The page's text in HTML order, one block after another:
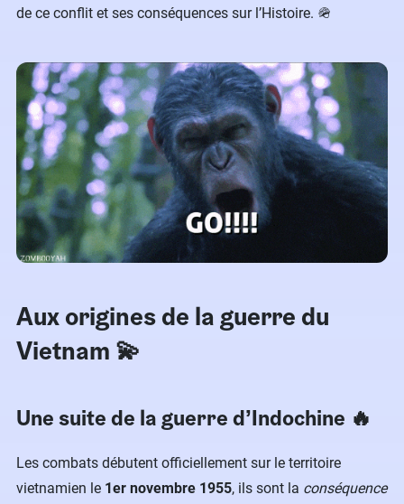
de ce conflit et ses conséquences sur l’Histoire. 🪖
Aux origines de la guerre du
Vietnam 💫
Une suite de la guerre d’Indochine 🔥
Les combats débutent officiellement sur le territoire
vietnamien le 1er novembre 1955, ils sont la conséquence